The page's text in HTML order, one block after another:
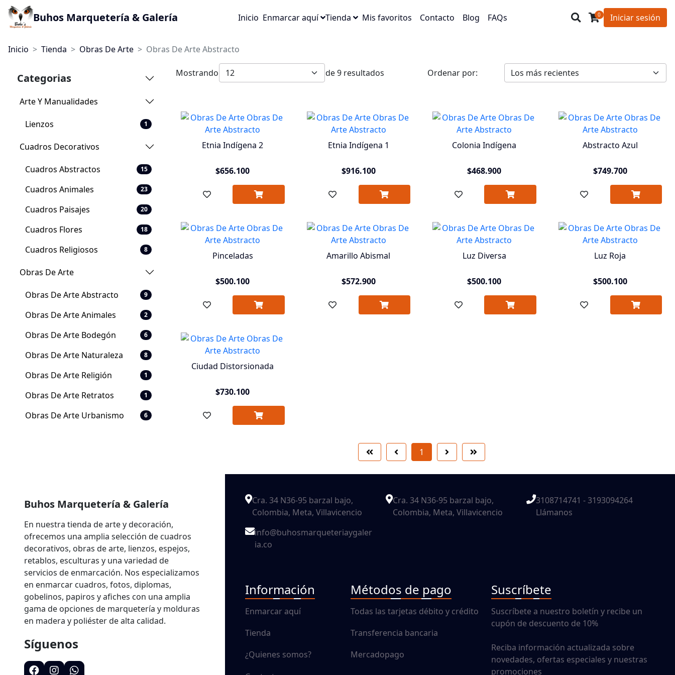
Buhos Marquetería & Galería Inicio Enmarcar aquí Tienda Mis favoritos Contacto Blog FAQs 0 Iniciar sesión
Inicio Tienda Obras De Arte Obras De Arte Abstracto
Categorias
Arte Y Manualidades
Lienzos 1
Cuadros Decorativos
Cuadros Abstractos 15
Cuadros Animales 23
Cuadros Paisajes 20
Cuadros Flores 18
Cuadros Religiosos 8
Obras De Arte
Obras De Arte Abstracto 9
Obras De Arte Animales 2
Obras De Arte Bodegón 6
Obras De Arte Naturaleza 8
Obras De Arte Religión 1
Obras De Arte Retratos 1
Obras De Arte Urbanismo 6
Mostrando de 9 resultados Ordenar por:
Etnia Indígena 2
$656.100
Etnia Indígena 1
$916.100
Colonia Indígena
$468.900
Abstracto Azul
$749.700
Pinceladas
$500.100
Amarillo Abismal
$572.900
Luz Diversa
$500.100
Luz Roja
$500.100
Ciudad Distorsionada
$730.100
1
Buhos Marquetería & Galería
En nuestra tienda de arte y decoración,
ofrecemos una amplia selección de cuadros
decorativos, obras de arte, lienzos, espejos,
retablos, esculturas y una variedad de
servicios de enmarcación. Nos especializamos
en enmarcar cuadros, fotos, diplomas,
gobelinos, papiros y afiches con una amplia
gama de opciones de marquetería y molduras
en madera y poliéster de alta calidad.
Síguenos
Cra. 34 N36-95 barzal bajo,
Colombia, Meta, Villavicencio
Cra. 34 N36-95 barzal bajo,
Colombia, Meta, Villavicencio
3108714741 - 3193094264
Llámanos
info@buhosmarqueteriaygaler
ia.co
Información
Enmarcar aquí
Tienda
¿Quienes somos?
Métodos de pago
Todas las tarjetas débito y crédito
Transferencia bancaria
Mercadopago
Suscríbete
Suscríbete a nuestro boletín y recibe un
cupón de descuento de 10%
Reciba información actualizada sobre
novedades, ofertas especiales y nuestras
promociones